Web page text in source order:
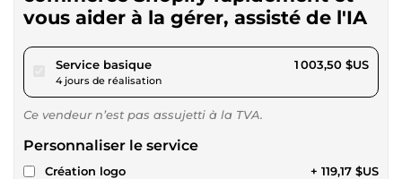
vous aider à la gérer, assisté de l'IA
Service basiquepour 924,89 $US
4 jours de réalisation
1 003,50 $US
Ce vendeur n’est pas assujetti à la TVA.
Personnaliser le service
Création logo + 119,17 $US